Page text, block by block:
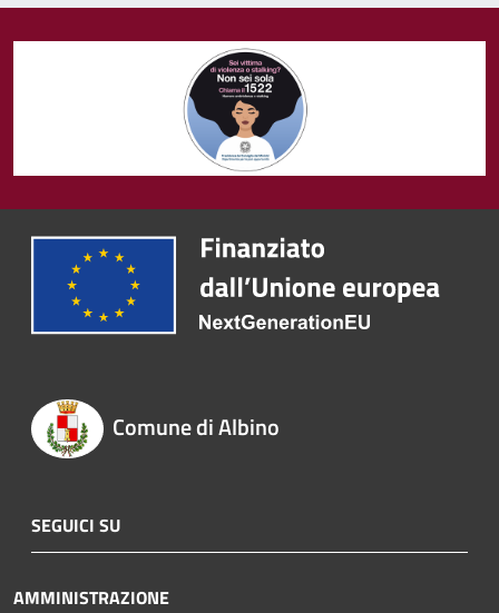
Comune di Albino
SEGUICI SU
AMMINISTRAZIONE